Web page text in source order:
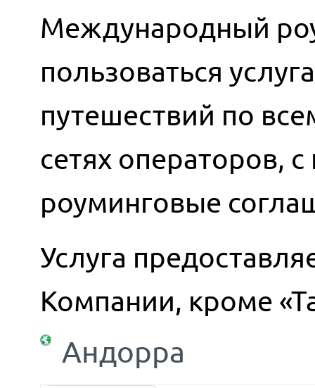
Международный
пользоваться
путешествий по
сетях операторов,
роуминговые
Услуга
Компании, кроме
Андорра